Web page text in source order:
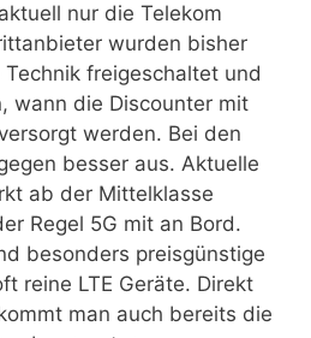
nur die Telekom
wurden bisher
freigeschaltet und
wann die Discounter mit
werden. Bei den
besser aus. Aktuelle
ab der Mittelklasse
Regel 5G mit an Bord.
besonders preisgünstige
reine LTE Geräte. Direkt
man auch bereits die